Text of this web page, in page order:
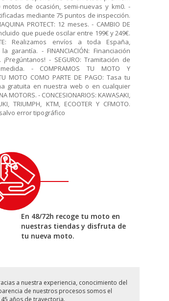
motos de ocasión, semi-nuevas y km0. -
mediante 75 puntos de inspección.
PROTECT: 12 meses. - CAMBIO DE
que puede oscilar entre 199€ y 249€.
Realizamos envíos a toda España,
garantía. - FINANCIACIÓN: Financiación
¡Pregúntanos! - SEGURO: Tramitación de
- COMPRAMOS TU MOTO Y
MOTO COMO PARTE DE PAGO: Tasa tu
gratuita en nuestra web o en cualquier
MOTORS. - CONCESIONARIOS: KAWASAKI,
TRIUMPH, KTM, ECOOTER Y CFMOTO.
error tipográfico
En 48/72h recoge tu moto en
nuestras tiendas y disfruta de
tu nueva moto.
a nuestra experiencia, conocimiento del
de nuestros procesos somos el